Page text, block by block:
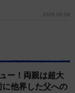
2026.08.09
ー！両親は超大
他界した父への